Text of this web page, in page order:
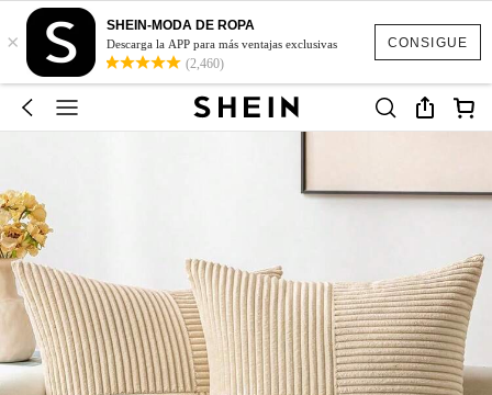
CONSIGUE
×
SHEIN-MODA DE ROPA
Descarga la APP para más ventajas exclusivas
(2,460)